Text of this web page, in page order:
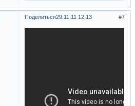
Поделиться 7
29.11.11 12:13